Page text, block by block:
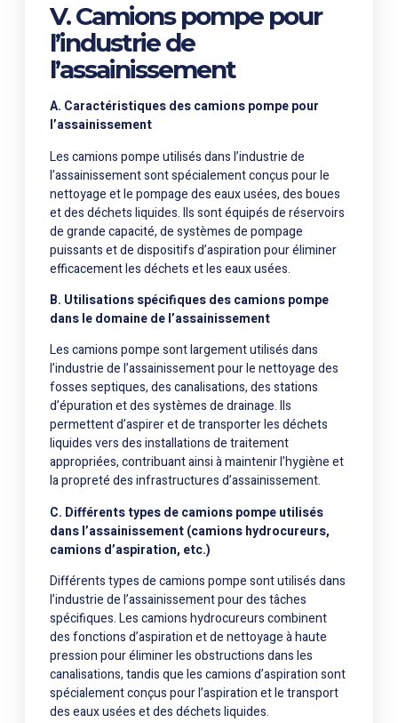
V. Camions pompe pour
l’industrie de
l’assainissement
A. Caractéristiques des camions pompe pour
l’assainissement
Les camions pompe utilisés dans l’industrie de
l’assainissement sont spécialement conçus pour le
nettoyage et le pompage des eaux usées, des boues
et des déchets liquides. Ils sont équipés de réservoirs
de grande capacité, de systèmes de pompage
puissants et de dispositifs d’aspiration pour éliminer
efficacement les déchets et les eaux usées.
B. Utilisations spécifiques des camions pompe
dans le domaine de l’assainissement
Les camions pompe sont largement utilisés dans
l’industrie de l’assainissement pour le nettoyage des
fosses septiques, des canalisations, des stations
d’épuration et des systèmes de drainage. Ils
permettent d’aspirer et de transporter les déchets
liquides vers des installations de traitement
appropriées, contribuant ainsi à maintenir l’hygiène et
la propreté des infrastructures d’assainissement.
C. Différents types de camions pompe utilisés
dans l’assainissement (camions hydrocureurs,
camions d’aspiration, etc.)
Différents types de camions pompe sont utilisés dans
l’industrie de l’assainissement pour des tâches
spécifiques. Les camions hydrocureurs combinent
des fonctions d’aspiration et de nettoyage à haute
pression pour éliminer les obstructions dans les
canalisations, tandis que les camions d’aspiration sont
spécialement conçus pour l’aspiration et le transport
des eaux usées et des déchets liquides.